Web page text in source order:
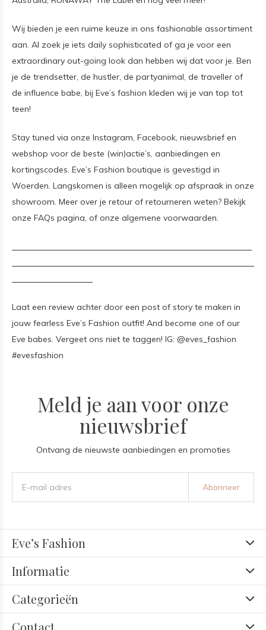
Wij bieden je een ruime keuze in ons fashionable assortiment
aan. Al zoek je iets daily sophisticated of ga je voor een
extraordinary out-going look dan hebben wij dat voor je. Ben
je de trendsetter, de hustler, de partyanimal, de traveller of
de influence babe, bij Eve’s fashion kleden wij je van top tot
teen!
Stay tuned via onze Instagram, Facebook, nieuwsbrief en
webshop voor de beste (win)actie’s, aanbiedingen en
kortingscodes. Eve’s Fashion boutique is gevestigd in
Woerden. Langskomen is alleen mogelijk op afspraak in onze
showroom. Meer over je retour of retourneren weten? Bekijk
onze FAQs pagina, of onze algemene voorwaarden.
Laat een review achter door een post of story te maken in
jouw fearless Eve’s Fashion outfit! And become one of our
Eve babes. Vergeet ons niet te taggen! IG: @eves_fashion
#evesfashion
Meld je aan voor onze
nieuwsbrief
Ontvang de nieuwste aanbiedingen en promoties
Abonneer
Eve’s Fashion
Informatie
Categorieën
Contact